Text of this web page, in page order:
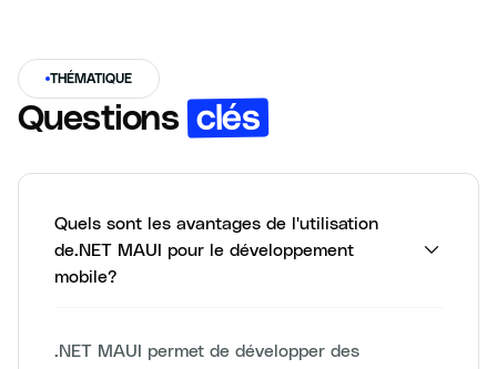
THÉMATIQUE
Questions clés
Quels sont les avantages de l'utilisation
de.NET MAUI pour le développement
mobile?
.NET MAUI permet de développer des